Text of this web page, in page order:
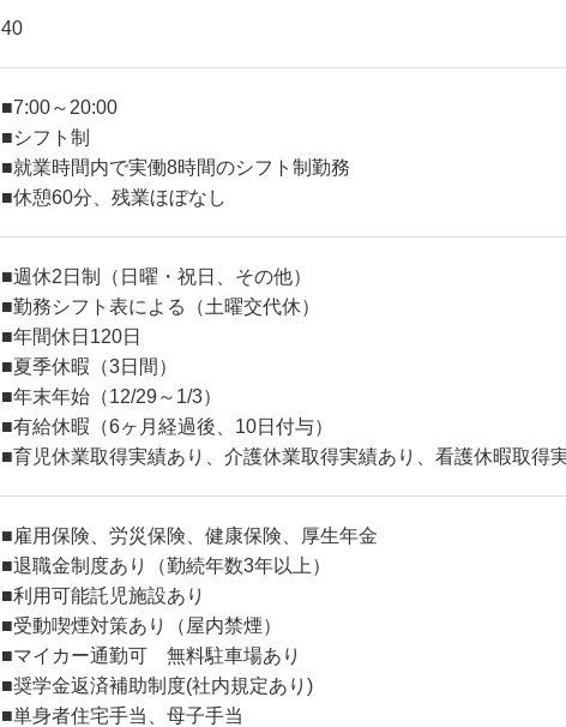
40
■7:00～20:00
■シフト制
■就業時間内で実働8時間のシフト制勤務
■休憩60分、残業ほぼなし
■週休2日制（日曜・祝日、その他）
■勤務シフト表による（土曜交代休）
■年間休日120日
■夏季休暇（3日間）
■年末年始（12/29～1/3）
■有給休暇（6ヶ月経過後、10日付与）
■育児休業取得実績あり、介護休業取得実績あり、看護休暇取得
■雇用保険、労災保険、健康保険、厚生年金
■退職金制度あり（勤続年数3年以上）
■利用可能託児施設あり
■受動喫煙対策あり（屋内禁煙）
■マイカー通勤可 無料駐車場あり
■奨学金返済補助制度(社内規定あり)
■単身者住宅手当、母子手当